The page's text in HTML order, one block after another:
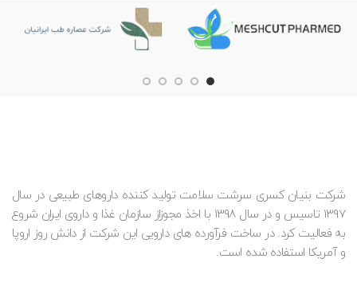
شرکت بنیان کسری سرشت سلامت تولید کننده داروهای طبیعی در سال
1397 تاسیس و در سال 1398 با اخذ مجوزاز سازمان غذا و داروی ایران شروع
به فعالیت کرد. در ساخت فرآورده های دارویی این شرکت از دانش روز اروپا
و آمریکا استفاده شده است.